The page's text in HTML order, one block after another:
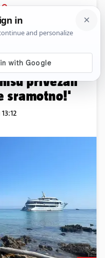
Komentari
s Molata:
privezali
sramotno!'